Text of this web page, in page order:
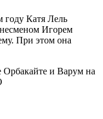
году Катя Лель
Игорем
При этом она